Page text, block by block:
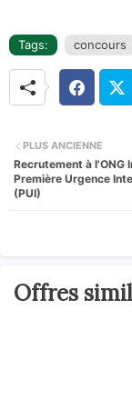
Tags: concours
PLUS ANCIENNE
Recrutement à l'ONG
Première Urgence
(PUI)
Offres